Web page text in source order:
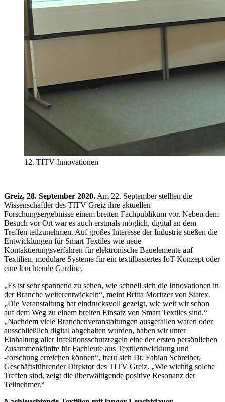
12. TITV-Innovationen
Greiz, 28. September 2020. Am 22. September stellten die
Wissenschaftler des TITV Greiz ihre aktuellen
Forschungsergebnisse einem breiten Fachpublikum vor. Neben dem
Besuch vor Ort war es auch erstmals möglich, digital an dem
Treffen teilzunehmen. Auf großes Interesse der Industrie stießen die
Entwicklungen für Smart Textiles wie neue
Kontaktierungsverfahren für elektronische Bauelemente auf
Textilien, modulare Systeme für ein textilbasiertes IoT-Konzept oder
eine leuchtende Gardine.
„Es ist sehr spannend zu sehen, wie schnell sich die Innovationen in
der Branche weiterentwickeln“, meint Britta Moritzer von Statex.
„Die Veranstaltung hat eindrucksvoll gezeigt, wie weit wir schon
auf dem Weg zu einem breiten Einsatz von Smart Textiles sind.“
„Nachdem viele Branchenveranstaltungen ausgefallen waren oder
ausschließlich digital abgehalten wurden, haben wir unter
Einhaltung aller Infektionsschutzregeln eine der ersten persönlichen
Zusammenkünfte für Fachleute aus Textilentwicklung und
‑forschung erreichen können“, freut sich Dr. Fabian Schreiber,
Geschäftsführender Direktor des TITV Greiz. „Wie wichtig solche
Treffen sind, zeigt die überwältigende positive Resonanz der
Teilnehmer.“